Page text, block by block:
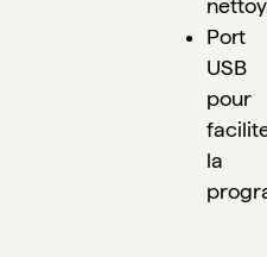
Port
USB
pour
la